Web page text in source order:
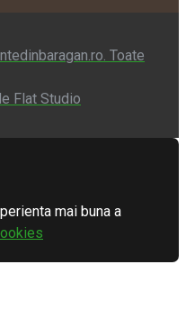
Toate
Flat Studio
mai buna a